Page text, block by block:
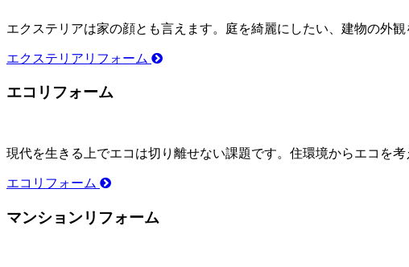
エクステリアは家の顔とも言えます。庭を綺麗にしたい、建物の外
エクステリアリフォーム
エコリフォーム
現代を生きる上でエコは切り離せない課題です。住環境からエコを
エコリフォーム
マンションリフォーム